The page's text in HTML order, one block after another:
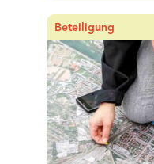
Beteiligung